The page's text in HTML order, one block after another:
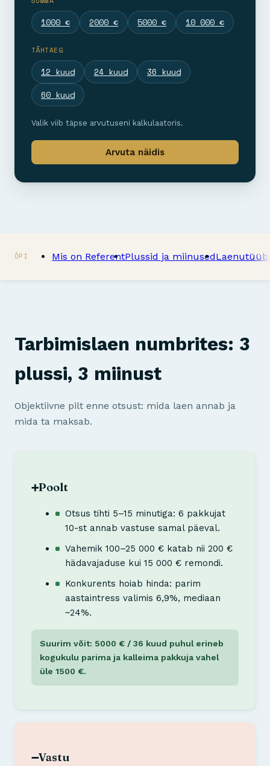
1000 € 2000 € 5000 € 10 000 €
TÄHTAEG
12 kuud 24 kuud
36 kuud
60 kuud
Valik viib täpse arvutuseni kalkulaatoris.
Arvuta näidis
ÕPI Mis on ReferentPlussid ja miinused
Tarbimislaen numbrites: 3
plussi, 3 miinust
Objektiivne pilt enne otsust: mida laen annab ja
mida ta maksab.
➕Poolt
Otsus tihti 5–15 minutiga: 6 pakkujat
10-st annab vastuse samal päeval.
Vahemik 100–25 000 € katab nii 200 €
hädavajaduse kui 15 000 € remondi.
Konkurents hoiab hinda: parim
aastaintress valimis 6,9%, mediaan
~24%.
Suurim võit: 5000 € / 36 kuud puhul erineb
kogukulu parima ja kalleima pakkuja vahel
üle 1500 €.
➖Vastu